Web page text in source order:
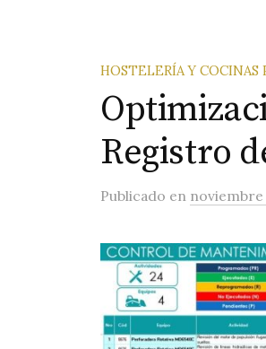
HOSTELERÍA Y COCINAS
Registro
Publicado en noviembre